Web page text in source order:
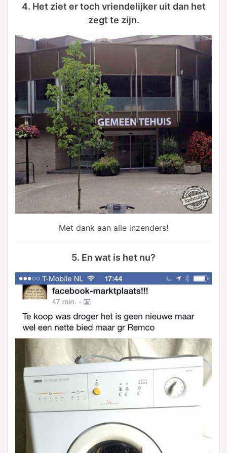
4. Het ziet er toch vriendelijker uit dan het
zegt te zijn.
Met dank aan alle inzenders!
5. En wat is het nu?